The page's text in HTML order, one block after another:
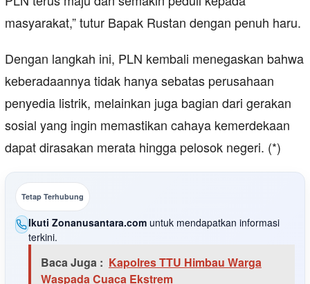
masyarakat,” tutur Bapak Rustan dengan penuh haru.
Dengan langkah ini, PLN kembali menegaskan bahwa
keberadaannya tidak hanya sebatas perusahaan
penyedia listrik, melainkan juga bagian dari gerakan
sosial yang ingin memastikan cahaya kemerdekaan
dapat dirasakan merata hingga pelosok negeri. (*)
Tetap Terhubung
Ikuti Zonanusantara.comuntuk mendapatkan informasi
terkini.
Baca Juga : Kapolres TTU Himbau Warga
Waspada Cuaca Ekstrem